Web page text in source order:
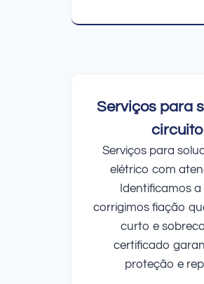
Serviços para
Serviços para
elétrico com
Identificamos
corrigimos fiação
curto e
certificado
proteção e